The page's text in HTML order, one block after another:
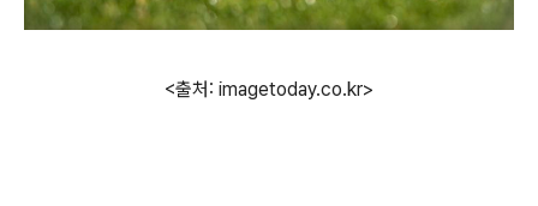
<출처: imagetoday.co.kr>